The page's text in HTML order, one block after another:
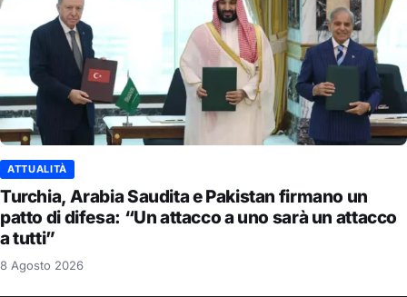
ATTUALITÀ
Turchia, Arabia Saudita e Pakistan firmano un
patto di difesa: “Un attacco a uno sarà un attacco
a tutti”
8 Agosto 2026